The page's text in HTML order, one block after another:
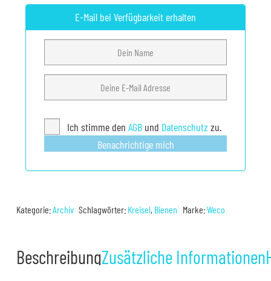
E-Mail bei Verfügbarkeit erhalten
Ich stimme denAGB und Datenschutz zu.
Benachrichtige mich
Kategorie:Archiv Schlagwörter: Kreisel, Bienen Marke:Weco
BeschreibungZusätzliche Informationen